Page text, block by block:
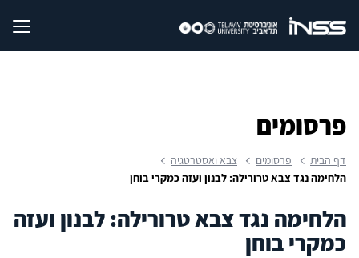
פרסומים
דף הבית פרסומים
צבא ואסטרטגיה
הלחימה נגד צבא טרורילה: לבנון ועזה כמקרי בוחן
הלחימה נגד צבא טרורילה: לבנון ועזה
כמקרי בוחן